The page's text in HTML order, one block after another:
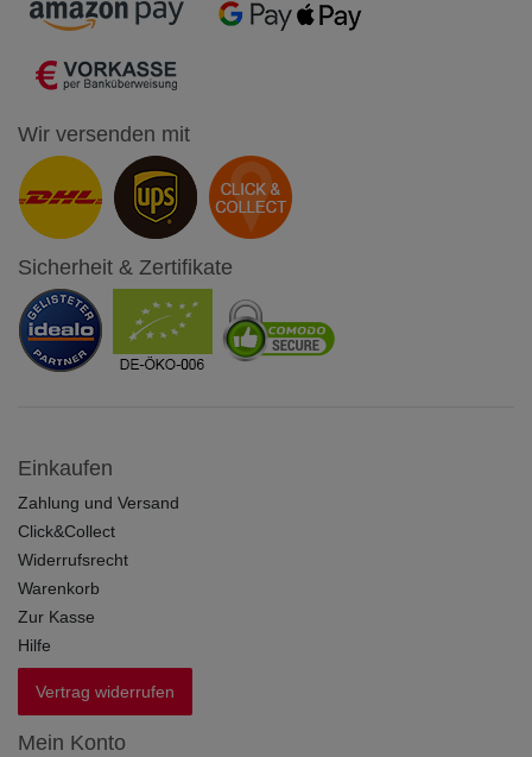
Wir versenden mit
Sicherheit & Zertifikate
Einkaufen
Zahlung und Versand
Click&Collect
Widerrufsrecht
Warenkorb
Zur Kasse
Hilfe
Vertrag widerrufen
Mein Konto